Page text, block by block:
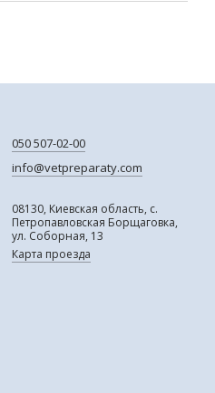
050 507-02-00
info@vetpreparaty.com
08130, Киевская область, с.
Петропавловская Борщаговка,
ул. Соборная, 13
Карта проезда